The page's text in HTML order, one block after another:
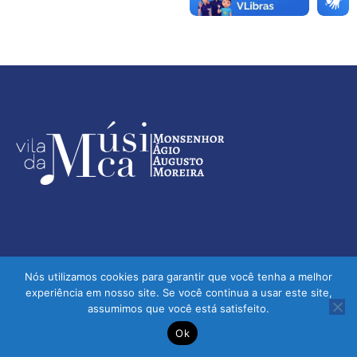
Vila da Música - Monsenhor Ágio Augusto Moreira | © 2026 -
Todos os direitos reservados
Nós utilizamos cookies para garantir que você tenha a melhor
experiência em nosso site. Se você continua a usar este site,
assumimos que você está satisfeito.
Ok